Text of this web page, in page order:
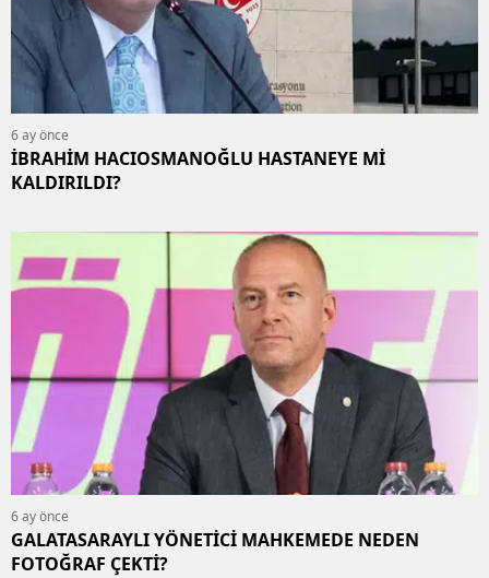
6 ay önce
İBRAHİM HACIOSMANOĞLU HASTANEYE Mİ
KALDIRILDI?
6 ay önce
GALATASARAYLI YÖNETİCİ MAHKEMEDE NEDEN
FOTOĞRAF ÇEKTİ?